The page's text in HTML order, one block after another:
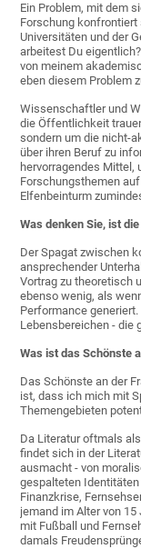
Ein Problem, mit dem
Forschung
Universitäten und der
arbeitest Du
von meinem
eben diesem Problem
Wissenschaftler und
die Öffentlichkeit
sondern um die nicht-
über ihren Beruf zu
hervorragendes Mittel,
Forschungsthemen
Elfenbeinturm
Was denken Sie, ist
Der Spagat zwischen
ansprechender
Vortrag zu theoretisch
ebenso wenig, als
Performance
Lebensbereichen - die
Was ist das Schönste
Das Schönste an der
ist, dass ich mich mit
Themengebieten
Da Literatur oftmals
findet sich in der
ausmacht - von
gespalteten
Finanzkrise,
jemand im Alter von
mit Fußball und
damals